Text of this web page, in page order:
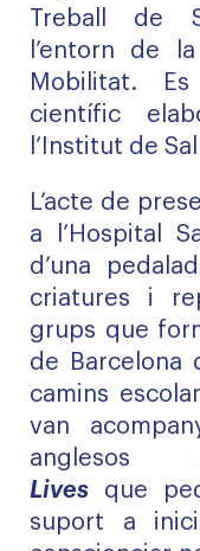
Treball de
l’entorn de
Mobilitat.
científic
l’Institut de
L’acte de
a l’Hospital
d’una
criatures i
grups que
de Barcelona
camins
van
anglesos
Lives que
suport a